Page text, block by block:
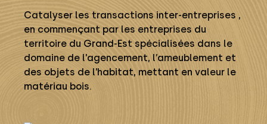
Catalyser les transactions inter-entreprises ,
en commençant par les entreprises du
territoire du Grand-Est spécialisées dans le
domaine de l’agencement, l’ameublement et
des objets de l’habitat, mettant en valeur le
matériau bois.